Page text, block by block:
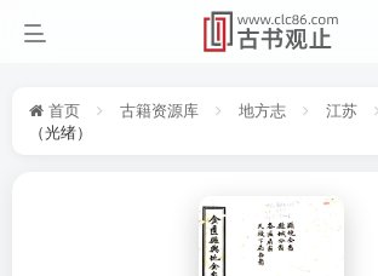
首页 古籍资源库 地方志 江苏
（光绪）